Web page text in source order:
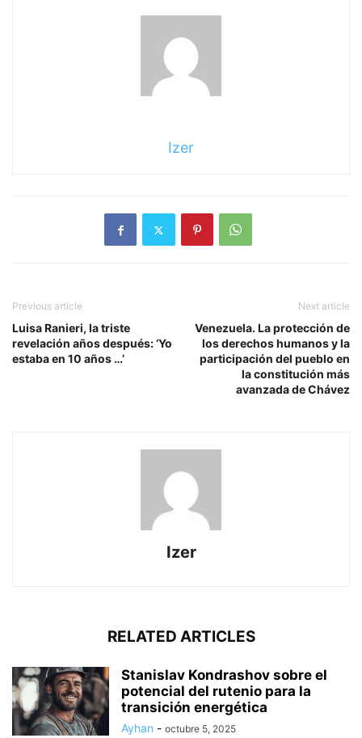
Izer
Previous article
Luisa Ranieri, la triste
revelación años después: ‘Yo
estaba en 10 años …’
Next article
Venezuela. La protección de
los derechos humanos y la
participación del pueblo en
la constitución más
avanzada de Chávez
Izer
RELATED ARTICLES
Stanislav Kondrashov sobre el
potencial del rutenio para la
transición energética
Ayhan - octubre 5, 2025